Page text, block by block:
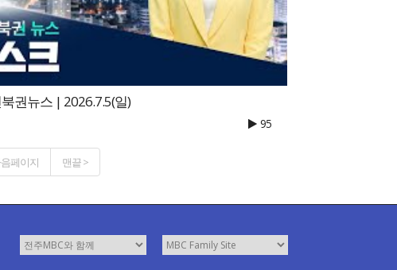
권뉴스 | 2026.7.5(일)
95
페이지 맨끝 >